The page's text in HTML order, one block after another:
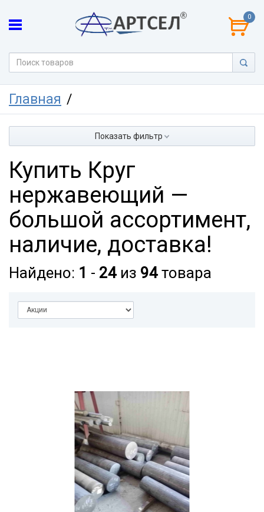
0
Главная
Показать фильтр
Купить Круг
нержавеющий —
большой ассортимент,
наличие, доставка!
Найдено: 1 - 24 из 94 товара